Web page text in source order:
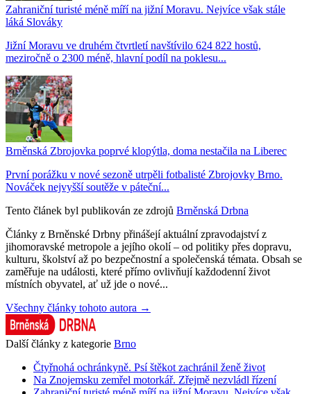
Zahraniční turisté méně míří na jižní Moravu. Nejvíce však stále
láká Slováky
Jižní Moravu ve druhém čtvrtletí navštívilo 624 822 hostů,
meziročně o 2300 méně, hlavní podíl na poklesu...
Brněnská Zbrojovka poprvé klopýtla, doma nestačila na Liberec
První porážku v nové sezoně utrpěli fotbalisté Zbrojovky Brno.
Nováček nejvyšší soutěže v páteční...
Tento článek byl publikován ze zdrojů Brněnská Drbna
Články z Brněnské Drbny přinášejí aktuální zpravodajství z
jihomoravské metropole a jejího okolí – od politiky přes dopravu,
kulturu, školství až po bezpečnostní a společenská témata. Obsah se
zaměřuje na události, které přímo ovlivňují každodenní život
místních obyvatel, ať už jde o nové...
Všechny články tohoto autora →
Další články z kategorie Brno
Čtyřnohá ochránkyně. Psí štěkot zachránil ženě život
Na Znojemsku zemřel motorkář. Zřejmě nezvládl řízení